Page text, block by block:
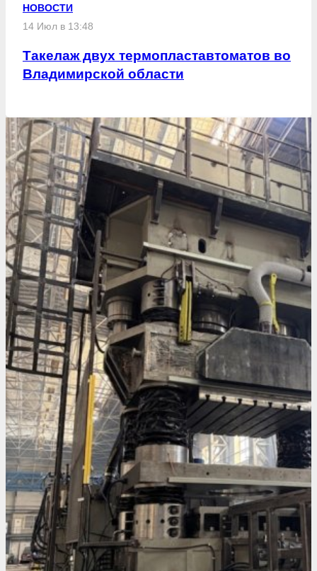
НОВОСТИ
14 Июл в 13:48
Такелаж двух термопластавтоматов во
Владимирской области